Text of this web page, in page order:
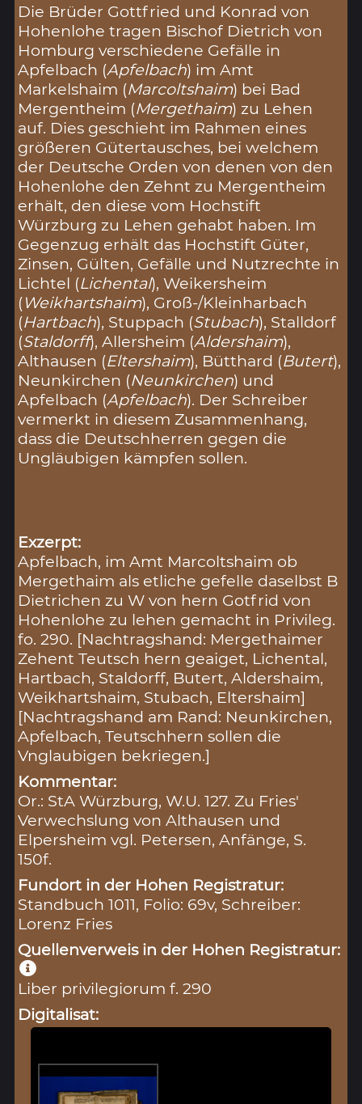
Die Brüder Gottfried und Konrad von
Hohenlohe tragen Bischof Dietrich von
Homburg verschiedene Gefälle in
Apfelbach (Apfelbach) im Amt
Markelshaim (Marcoltshaim) bei Bad
Mergentheim (Mergethaim) zu Lehen
auf. Dies geschieht im Rahmen eines
größeren Gütertausches, bei welchem
der Deutsche Orden von denen von den
Hohenlohe den Zehnt zu Mergentheim
erhält, den diese vom Hochstift
Würzburg zu Lehen gehabt haben. Im
Gegenzug erhält das Hochstift Güter,
Zinsen, Gülten, Gefälle und Nutzrechte in
Lichtel (Lichental), Weikersheim
(Weikhartshaim), Groß-/Kleinharbach
(Hartbach), Stuppach (Stubach), Stalldorf
(Staldorff), Allersheim (Aldershaim),
Althausen (Eltershaim), Bütthard (Butert),
Neunkirchen (Neunkirchen) und
Apfelbach (Apfelbach). Der Schreiber
vermerkt in diesem Zusammenhang,
dass die Deutschherren gegen die
Ungläubigen kämpfen sollen.
Exzerpt:
Apfelbach, im Amt Marcoltshaim ob
Mergethaim als etliche gefelle daselbst B
Dietrichen zu W von hern Gotfrid von
Hohenlohe zu lehen gemacht in Privileg.
fo. 290. [Nachtragshand: Mergethaimer
Zehent Teutsch hern geaiget, Lichental,
Hartbach, Staldorff, Butert, Aldershaim,
Weikhartshaim, Stubach, Eltershaim]
[Nachtragshand am Rand: Neunkirchen,
Apfelbach, Teutschhern sollen die
Vnglaubigen bekriegen.]
Kommentar:
Or.: StA Würzburg, W.U. 127. Zu Fries'
Verwechslung von Althausen und
Elpersheim vgl. Petersen, Anfänge, S.
150f.
Fundort in der Hohen Registratur:
Standbuch 1011, Folio: 69v, Schreiber:
Lorenz Fries
Quellenverweis in der Hohen Registratur:
Liber privilegiorum f. 290
Digitalisat: